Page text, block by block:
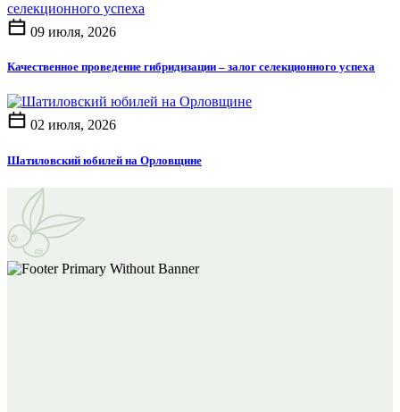
09 июля, 2026
Качественное проведение гибридизации – залог селекционного успеха
02 июля, 2026
Шатиловский юбилей на Орловщине